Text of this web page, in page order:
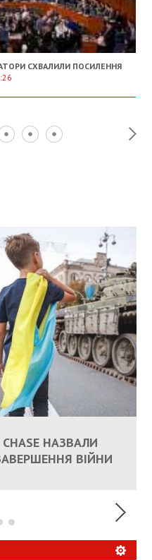
СХВАЛИЛИ ПОСИЛЕННЯ
ПОЛЬШИ ПРИЗВАЛ
ПОМОЩЬ
НАЗВАЛИ
ВІЙНИ
ЖИТЛА
ЗА КОМУНАЛКУ
В НАТО ВРЯД ЛИ
ВРЕМЯ, –
ШТУЧНО:
АЗС У